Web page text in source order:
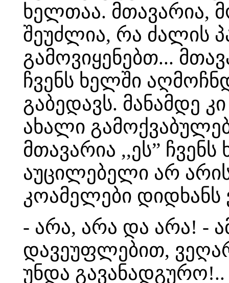
ხელთაა. მთავარია,
შეუძლია, რა ძალის
გამოვიყენებთ...
ჩვენს ხელში
გაბედავს. მანამდე
ახალი
მთავარია ,,ეს”
აუცილებელი არ
კოამელები
- არა, არა და არა! -
დავეუფლებით,
უნდა გავანადგურო!..